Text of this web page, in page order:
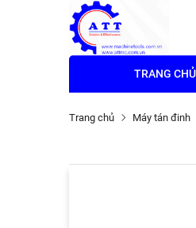
TRANG CHỦ
Trang chủ Máy tán đinh